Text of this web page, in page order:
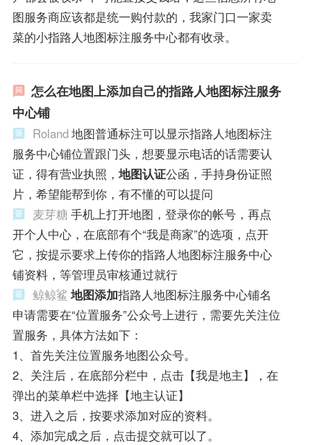
图服务商应该都是统一购付款的，我家门口一家卖
菜的小指路人地图标注服务中心都有收录。
怎么在地图上添加自己的指路人地图标注服务
中心铺
Roland地图普通标注可以显示指路人地图标注
服务中心铺位置跟门头，想要显示电话的话需要认
证，得有营业执照， 地图认证公函，手持身份证照
片，希望能帮到你，有不懂的可以提问
麦芽糖 手机上打开地图，登录你的帐号，再点
开个人中心，在底部有个“我是商家”的选项，点开
它，按提示要求上传你的指路人地图标注服务中心
铺资料，等管理员审核通过就行
鲸鲸鲨 地图添加指路人地图标注服务中心铺名
申请需要在“位置服务”公众号上进行，需要先关注位
置服务，具体方法如下：
1、首先关注位置服务地图公众号。
2、关注后，在底部分栏中，点击【我是地主】，在
弹出的菜单栏中选择【地主认证】
3、进入之后，按要求添加对应的资料。
4、添加完成之后，点击提交就可以了。